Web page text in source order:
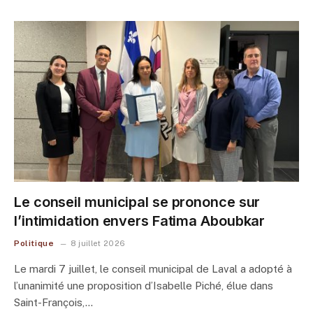
Le conseil municipal se prononce sur
l’intimidation envers Fatima Aboubkar
Politique 8 juillet 2026
Le mardi 7 juillet, le conseil municipal de Laval a adopté à
l’unanimité une proposition d’Isabelle Piché, élue dans
Saint-François,…